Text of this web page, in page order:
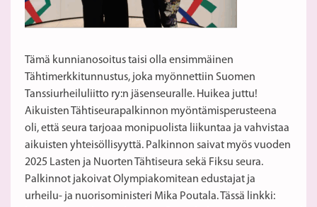
Tämä kunnianosoitus taisi olla ensimmäinen
Tähtimerkkitunnustus, joka myönnettiin Suomen
Tanssiurheiluliitto ry:n jäsenseuralle. Huikea juttu!
Aikuisten Tähtiseurapalkinnon myöntämisperusteena
oli, että seura tarjoaa monipuolista liikuntaa ja vahvistaa
aikuisten yhteisöllisyyttä. Palkinnon saivat myös vuoden
2025 Lasten ja Nuorten Tähtiseura sekä Fiksu seura.
Palkinnot jakoivat Olympiakomitean edustajat ja
urheilu- ja nuorisoministeri Mika Poutala. Tässä linkki: